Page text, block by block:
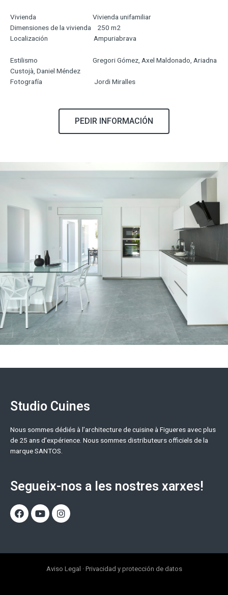
Vivienda Vivienda unifamiliar
Dimensiones de la vivienda 250 m2
Localización Ampuriabrava
Estilismo Gregori Gómez, Axel Maldonado, Ariadna
Custojà, Daniel Méndez
Fotografía Jordi Miralles
PEDIR INFORMACIÓN
Studio Cuines
Nous sommes dédiés à l’architecture de cuisine à Figueres avec plus
de 25 ans d’expérience. Nous sommes distributeurs officiels de la
marque SANTOS.
Segueix-nos a les nostres xarxes!
Aviso Legal · Privacidad y protección de datos